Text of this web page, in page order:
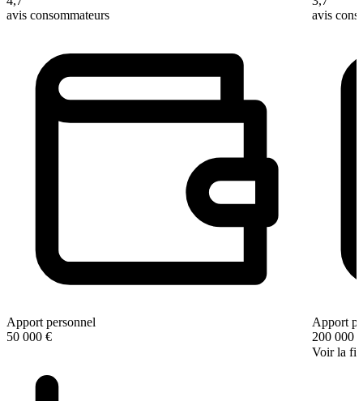
avis consommateurs
Apport personnel
50 000 €
avis
Apport
200 000 €
Voir la